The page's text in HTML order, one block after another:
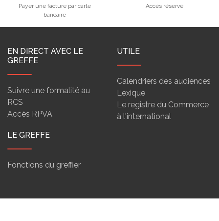
Payer une facture par carte
bancaire
Accès réservé
EN DIRECT AVEC LE
GREFFE
Suivre une formalité au
RCS
Accès RPVA
UTILE
Calendriers des audiences
Lexique
Le registre du Commerce
à l'international
LE GREFFE
Fonctions du greffier